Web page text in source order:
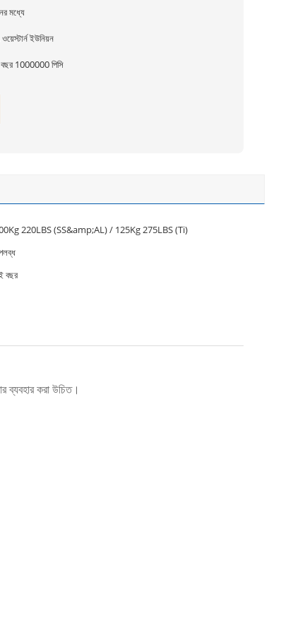
মধ্যে
ওয়েস্টার্ন ইউনিয়ন
বছর 1000000 পিসি
220LBS (SS&amp;AL) / 125Kg 275LBS (Ti)
বছর
ব্যবহার করা উচিত।